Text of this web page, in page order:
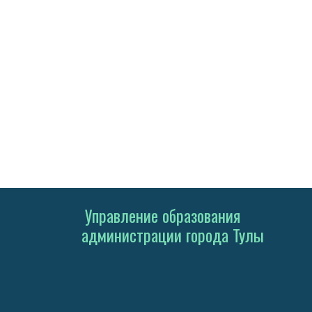
Управление образования
администрации города Тулы